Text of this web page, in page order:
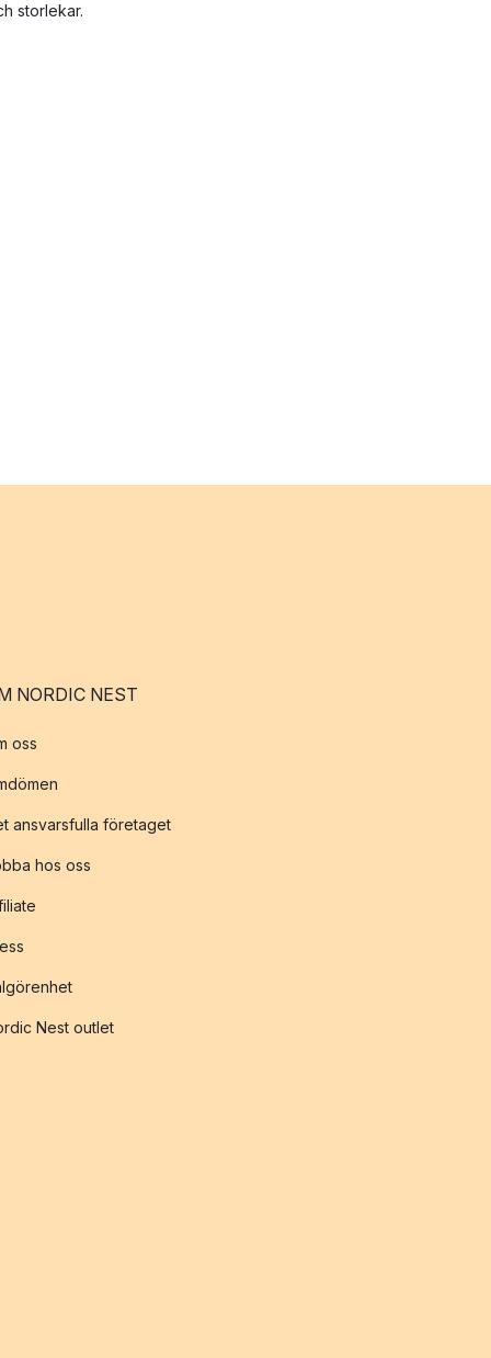
storlekar.
NORDIC NEST
oss
ansvarsfulla företaget
hos oss
Nest outlet